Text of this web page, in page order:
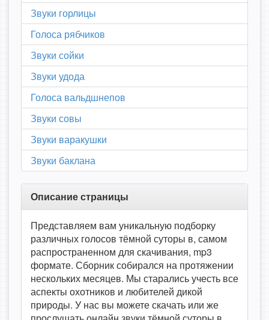
Звуки горлицы
Голоса рябчиков
Звуки сойки
Звуки удода
Голоса вальдшнепов
Звуки совы
Звуки варакушки
Звуки баклана
Описание страницы
Представляем вам уникальную подборку
различных голосов тёмной суторы в, самом
распространенном для скачивания, mp3
формате. Сборник собирался на протяжении
нескольких месяцев. Мы старались учесть все
аспекты охотников и любителей дикой
природы. У нас вы можете скачать или же